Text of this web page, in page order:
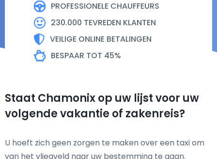
PROFESSIONELE CHAUFFEURS
230.000 TEVREDEN KLANTEN
VEILIGE ONLINE BETALINGEN
BESPAAR TOT 45%
Staat Chamonix op uw lijst voor uw
volgende vakantie of zakenreis?
U hoeft zich geen zorgen te maken over een taxi om
van het vliegveld naar uw bestemming te gaan.